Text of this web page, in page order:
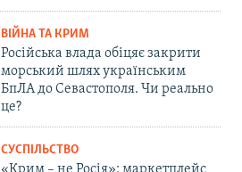
ВІЙНА ТА КРИМ
Російська влада обіцяє закрити
морський шлях українським
БпЛА до Севастополя. Чи реально
це?
СУСПІЛЬСТВО